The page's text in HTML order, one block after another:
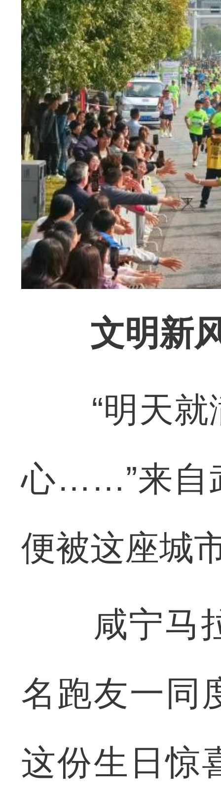
文明新
“明天就
心……”来自
便被这座城
咸宁马拉
名跑友一同
这份生日惊